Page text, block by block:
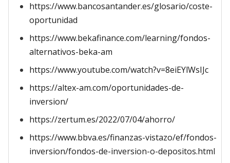
https://www.bancosantander.es/glosario/coste-
oportunidad
https://www.bekafinance.com/learning/fondos-
alternativos-beka-am
https://www.youtube.com/watch?v=8eiEYlWsIJc
https://altex-am.com/oportunidades-de-
inversion/
https://zertum.es/2022/07/04/ahorro/
https://www.bbva.es/finanzas-vistazo/ef/fondos-
inversion/fondos-de-inversion-o-depositos.html